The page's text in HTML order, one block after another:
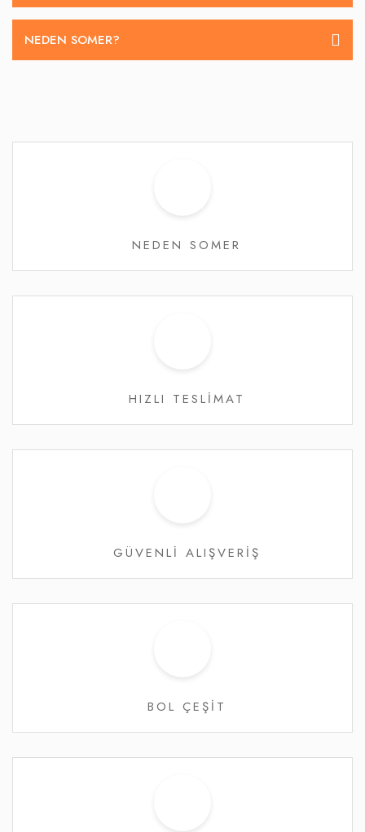
NEDEN SOMER?
NEDEN SOMER
HIZLI TESLİMAT
GÜVENLİ ALIŞVERİŞ
BOL ÇEŞİT